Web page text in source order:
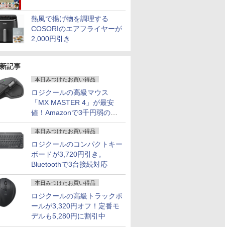
熱風で揚げ物を調理する
COSORIのエアフライヤーが
2,000円引き
記事
本日みつけたお買い得品
ロジクールの高級マウス
「MX MASTER 4」が最安
値！Amazonで3千円弱の割
引
本日みつけたお買い得品
ロジクールのコンパクトキー
ボードが3,720円引き。
Bluetoothで3台接続対応
本日みつけたお買い得品
ロジクールの高級トラックボ
ールが3,320円オフ！定番モ
デルも5,280円に割引中